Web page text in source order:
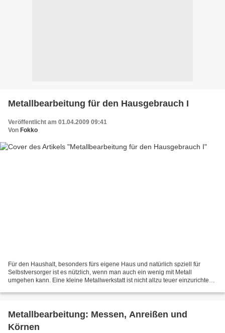
Metallbearbeitung für den Hausgebrauch I
Veröffentlicht am 01.04.2009 09:41
Von Fokko
Für den Haushalt, besonders fürs eigene Haus und natürlich spziell für
Selbstversorger ist es nützlich, wenn man auch ein wenig mit Metall
umgehen kann. Eine kleine Metallwerkstatt ist nicht allzu teuer einzurichten
Metallbearbeitung: Messen, Anreißen und
Körnen